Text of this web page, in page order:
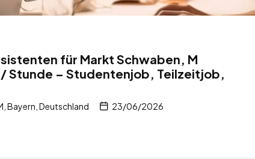
für Markt Schwaben, M
Stunde – Studentenjob, Teilzeitjob,
Bayern, Deutschland 23/06/2026